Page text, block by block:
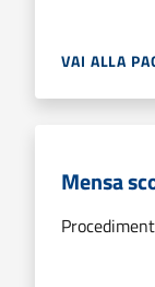
VAI ALLA
Mensa